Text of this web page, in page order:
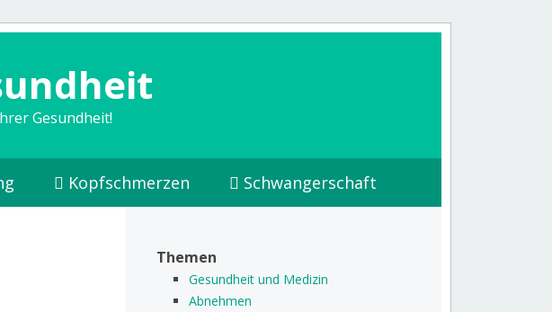
Gesundheit!
Kopfschmerzen Schwangerschaft
Themen
Gesundheit und Medizin
Abnehmen